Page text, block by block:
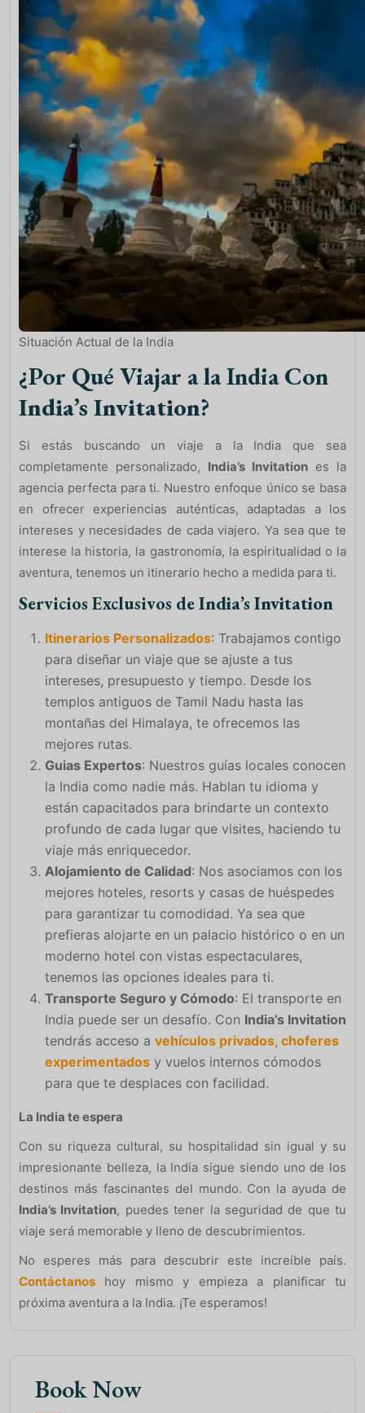
Situación Actual de la India
¿Por Qué Viajar a la India Con
India’s Invitation?
Si estás buscando un viaje a la India que sea
completamente personalizado, India’s Invitation es la
agencia perfecta para ti. Nuestro enfoque único se basa
en ofrecer experiencias auténticas, adaptadas a los
intereses y necesidades de cada viajero. Ya sea que te
interese la historia, la gastronomía, la espiritualidad o la
aventura, tenemos un itinerario hecho a medida para ti.
Servicios Exclusivos deIndia’s Invitation
Itinerarios Personalizados: Trabajamos contigo
para diseñar un viaje que se ajuste a tus
intereses, presupuesto y tiempo. Desde los
templos antiguos de Tamil Nadu hasta las
montañas del Himalaya, te ofrecemos las
mejores rutas.
Guias Expertos: Nuestros guías locales conocen
la India como nadie más. Hablan tu idioma y
están capacitados para brindarte un contexto
profundo de cada lugar que visites, haciendo tu
viaje más enriquecedor.
Alojamiento de Calidad: Nos asociamos con los
mejores hoteles, resorts y casas de huéspedes
para garantizar tu comodidad. Ya sea que
prefieras alojarte en un palacio histórico o en un
moderno hotel con vistas espectaculares,
tenemos las opciones ideales para ti.
Transporte Seguro y Cómodo: El transporte en
India puede ser un desafío. Con India’s Invitation
tendrás acceso a vehículos privados, choferes
experimentados y vuelos internos cómodos
para que te desplaces con facilidad.
La India te espera
Con su riqueza cultural, su hospitalidad sin igual y su
impresionante belleza, la India sigue siendo uno de los
destinos más fascinantes del mundo. Con la ayuda de
India’s Invitation, puedes tener la seguridad de que tu
viaje será memorable y lleno de descubrimientos.
No esperes más para descubrir este increíble país.
Contáctanos hoy mismo y empieza a planificar tu
próxima aventura a la India. ¡Te esperamos!
Book Now